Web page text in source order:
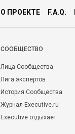
О ПРОЕКТЕ F.A.Q.
CООБЩЕСТВО
Лица Сообщества
Лига экспертов
История Сообщества
Журнал Executive.ru
Executive отдыхает